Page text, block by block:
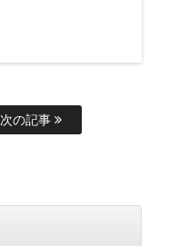
次の記事